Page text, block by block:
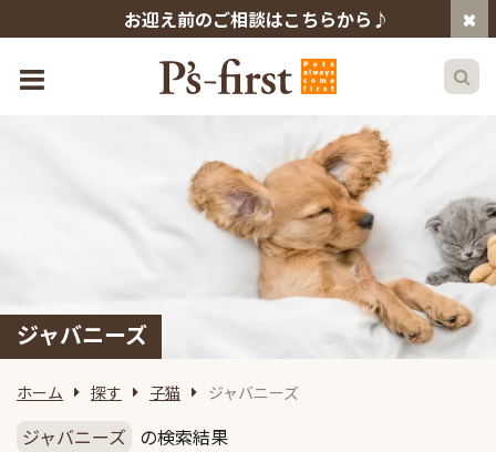
お迎え前のご相談はこちらから♪
ジャバニーズ
ホーム 探す 子猫 ジャバニーズ
ジャバニーズ の検索結果